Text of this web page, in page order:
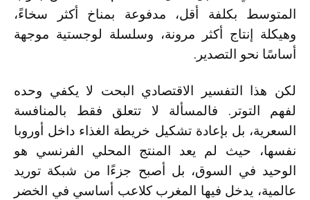
المتوسط بكلفة أقل، مدفوعة بمناخ أكثر سخاءً،
وهيكلة إنتاج أكثر مرونة، وسلسلة لوجستية موجهة
أساسًا نحو التصدير.
لكن هذا التفسير الاقتصادي البحت لا يكفي وحده
لفهم التوتر. فالمسألة لا تتعلق فقط بالمنافسة
السعرية، بل بإعادة تشكيل خريطة الغذاء داخل أوروبا
نفسها، حيث لم يعد المنتج المحلي الفرنسي هو
الوحيد في السوق، بل أصبح جزءًا من شبكة توريد
عالمية، يدخل فيها المغرب كلاعب أساسي في الخضر